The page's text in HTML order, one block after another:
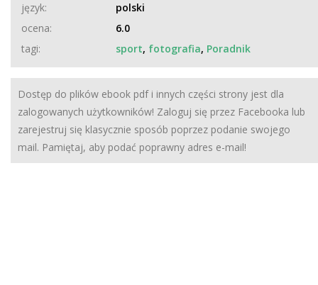
język:
polski
ocena:
6.0
tagi:
sport, fotografia, Poradnik
Dostęp do plików ebook pdf i innych części strony jest dla
zalogowanych użytkowników! Zaloguj się przez Facebooka lub
zarejestruj się klasycznie sposób poprzez podanie swojego
mail. Pamiętaj, aby podać poprawny adres e-mail!